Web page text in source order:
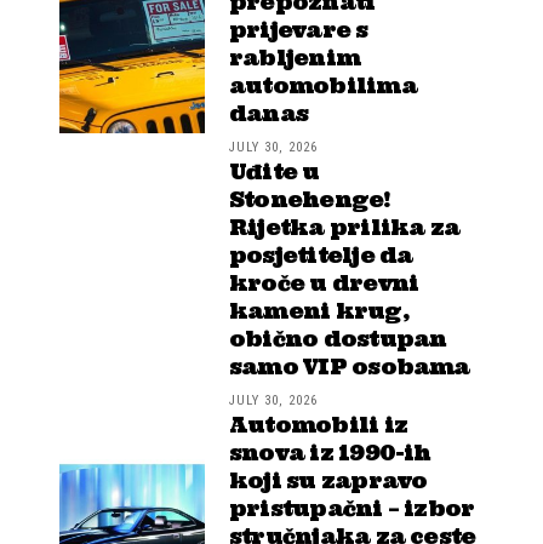
prijevare s
rabljenim
automobilima
danas
JULY 30, 2026
Uđite u
Stonehenge!
Rijetka prilika za
posjetitelje da
kroče u drevni
kameni krug,
obično dostupan
samo VIP osobama
JULY 30, 2026
Automobili iz
snova iz 1990-ih
koji su zapravo
pristupačni – izbor
stručnjaka za ceste